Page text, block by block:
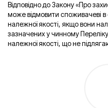
Відповідно до Закону «Про
може відмовити споживачеві в
належної якості, якщо вони
зазначених у чинному
належної якості, що не